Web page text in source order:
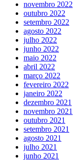
novembro 2022
outubro 2022
setembro 2022
agosto 2022
julho 2022
junho 2022
maio 2022
abril 2022
março 2022
fevereiro 2022
janeiro 2022
dezembro 2021
novembro 2021
outubro 2021
setembro 2021
agosto 2021
julho 2021
junho 2021